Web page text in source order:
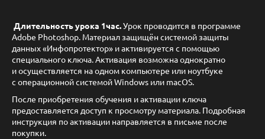
Длительность урока 1час.Урок проводится в программе
Adobe Photoshop. Материал защищён системой защиты
данных «Инфопротектор» и активируется с помощью
специального ключа. Активация возможна однократно
и осуществляется на одном компьютере или ноутбуке
с операционной системой Windows или macOS.
После приобретения обучения и активации ключа
предоставляется доступ к просмотру материала. Подробная
инструкция по активации направляется в письме после
покупки.